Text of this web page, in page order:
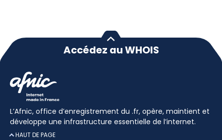
Accédez au WHOIS
L’Afnic, office d’enregistrement du .fr, opère, maintient et
développe une infrastructure essentielle de l’internet.
HAUT DE PAGE